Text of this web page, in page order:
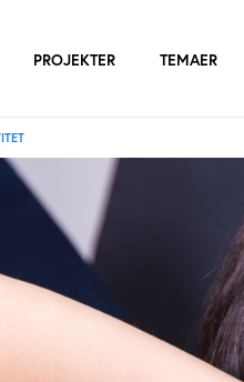
PROJEKTER TEMAER